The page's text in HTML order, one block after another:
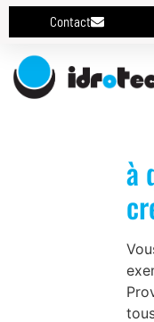
Contact
à